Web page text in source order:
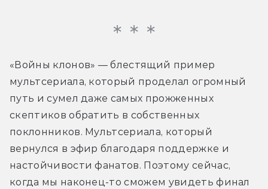
«Войны клонов» — блестящий пример
мультсериала, который проделал огромный
путь и сумел даже самых прожженных
скептиков обратить в собственных
поклонников. Мультсериала, который
вернулся в эфир благодаря поддержке и
настойчивости фанатов. Поэтому сейчас,
когда мы наконец-то сможем увидеть финал